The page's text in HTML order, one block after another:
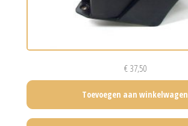
€37,50
Toevoegen aan winkelwagen